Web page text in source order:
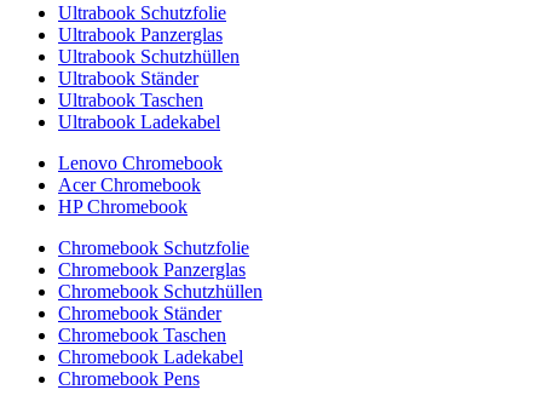
Ultrabook Schutzfolie
Ultrabook Panzerglas
Ultrabook Schutzhüllen
Ultrabook Ständer
Ultrabook Taschen
Ultrabook Ladekabel
Lenovo Chromebook
Acer Chromebook
HP Chromebook
Chromebook Schutzfolie
Chromebook Panzerglas
Chromebook Schutzhüllen
Chromebook Ständer
Chromebook Taschen
Chromebook Ladekabel
Chromebook Pens